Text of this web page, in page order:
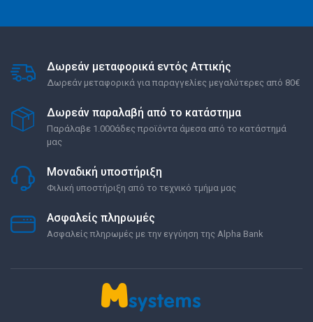
Δωρεάν μεταφορικά εντός Αττικής
Δωρεάν μεταφορικά για παραγγελίες μεγαλύτερες από 80€
Δωρεάν παραλαβή από το κατάστημα
Παράλαβε 1.000άδες προϊόντα άμεσα από το κατάστημά
μας
Μοναδική υποστήριξη
Φιλική υποστήριξη από το τεχνικό τμήμα μας
Ασφαλείς πληρωμές
Ασφαλείς πληρωμές με την εγγύηση της Alpha Bank